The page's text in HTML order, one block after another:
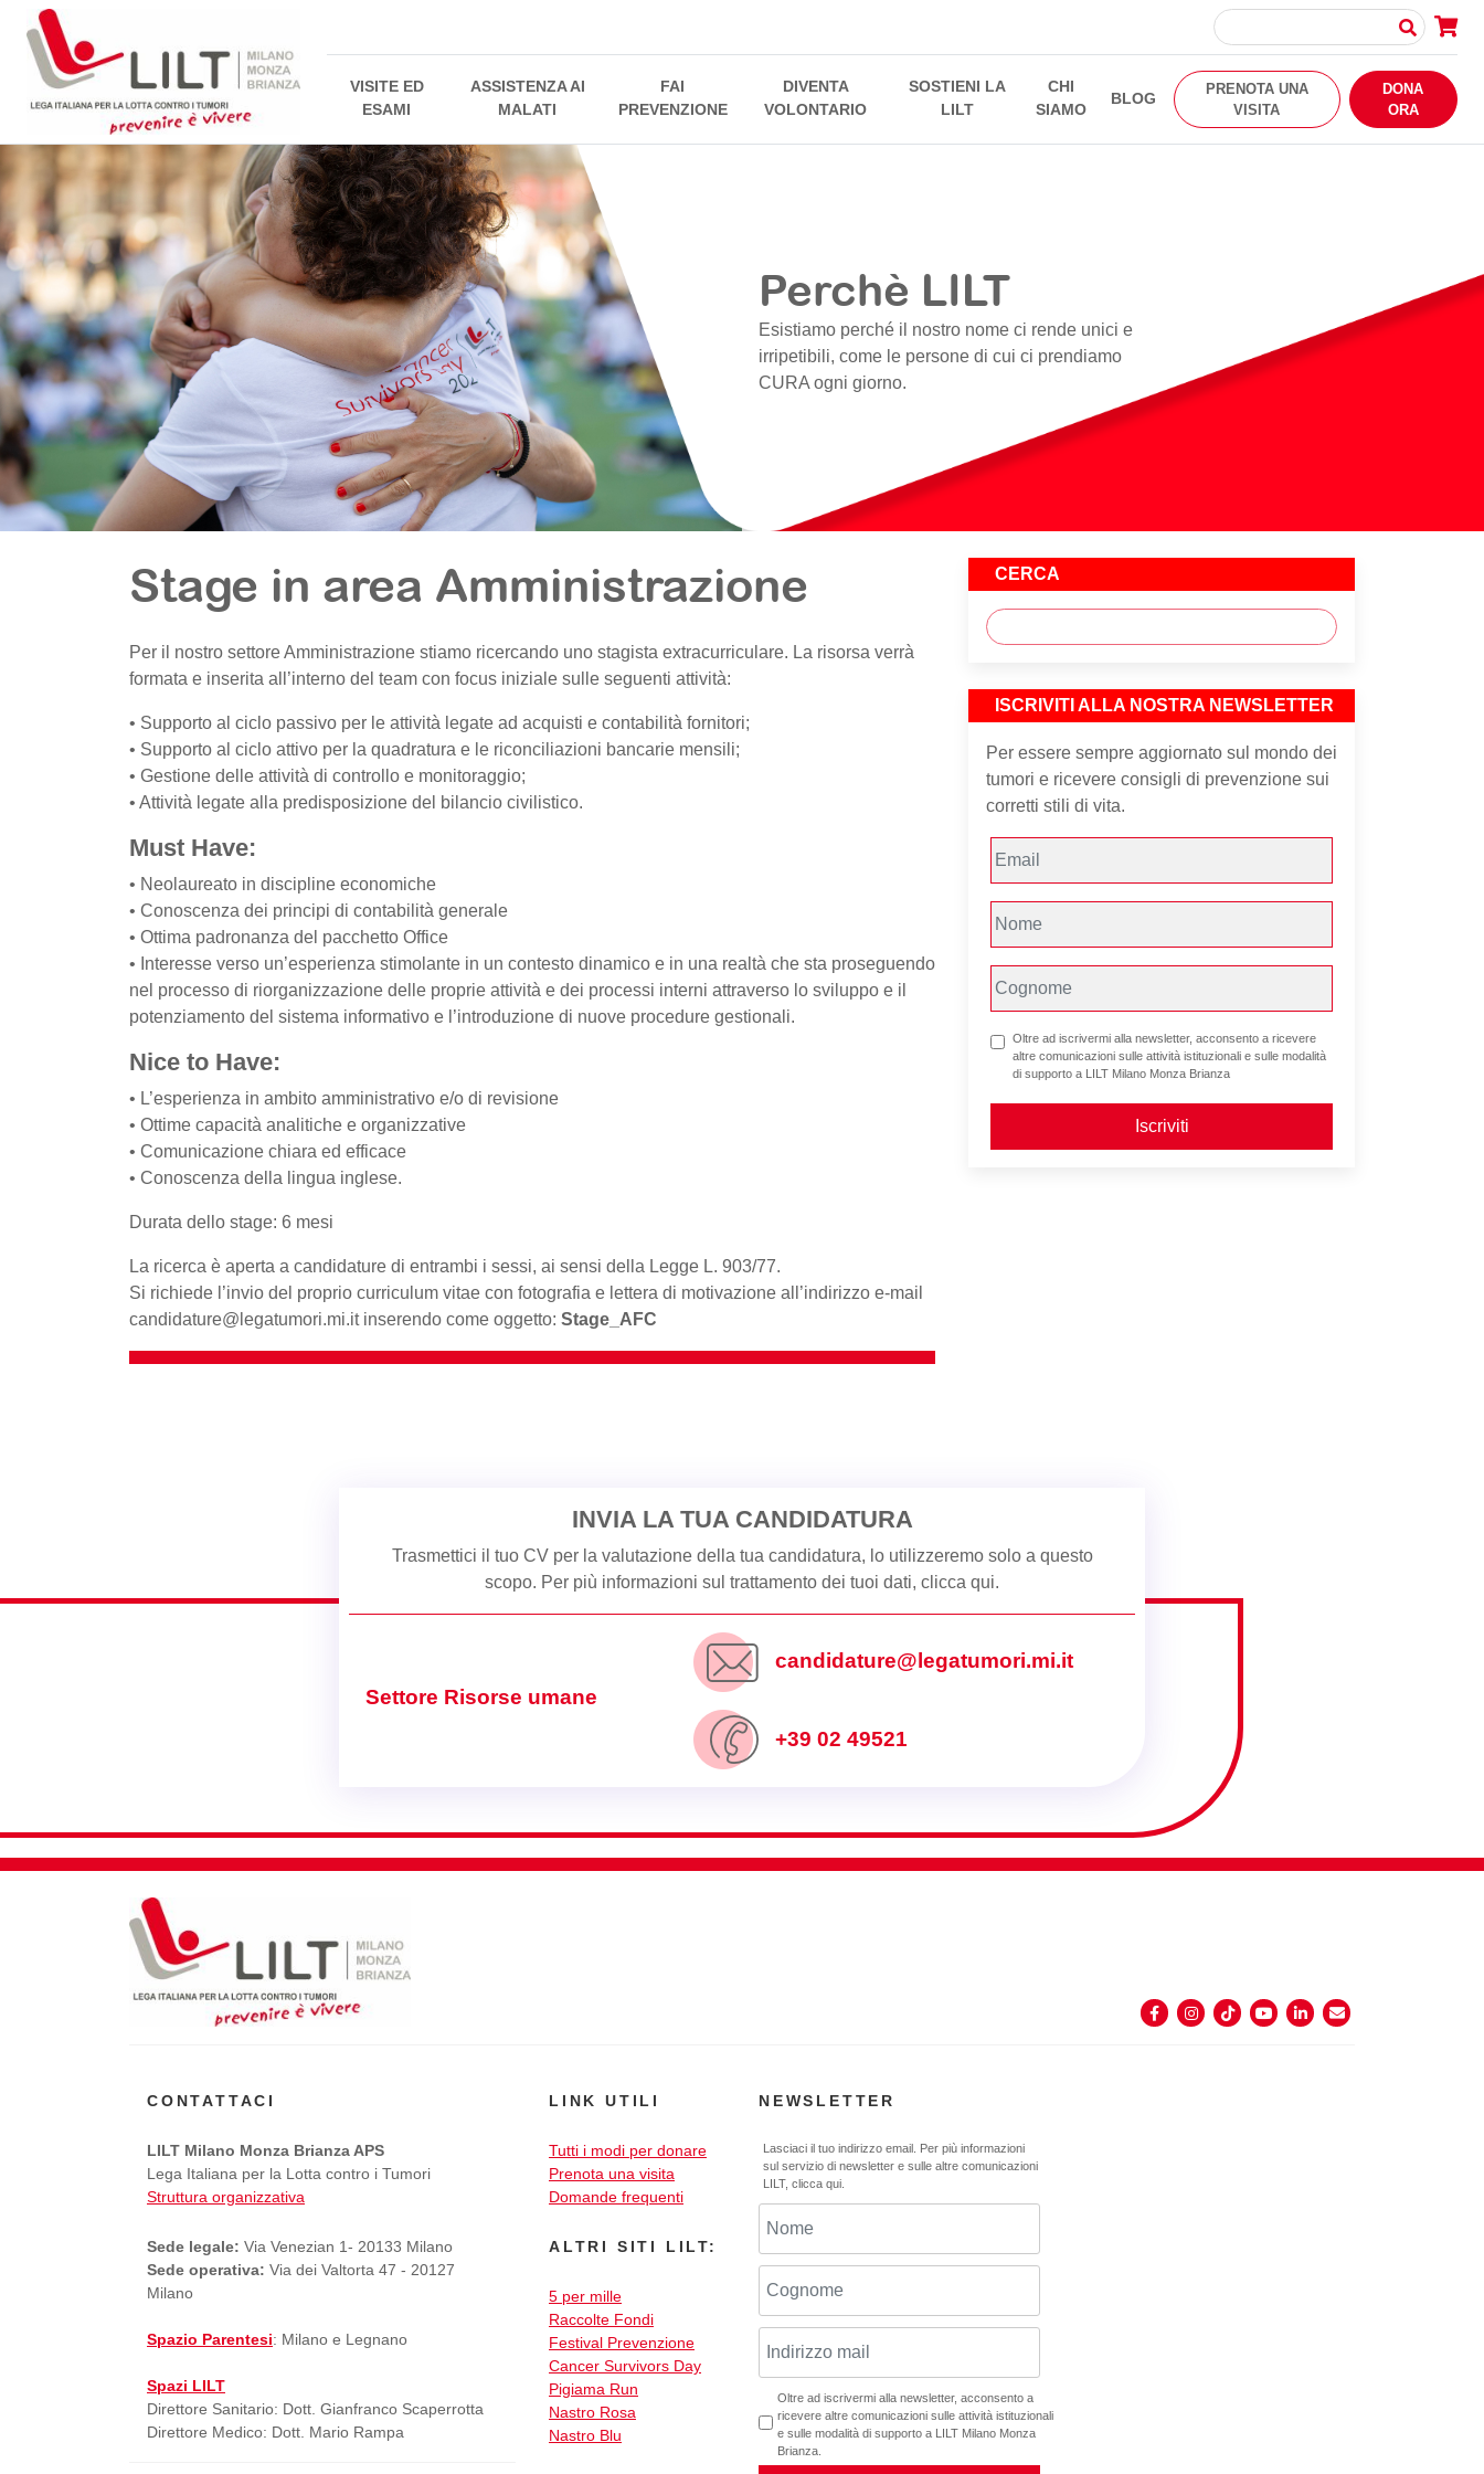
VISITE ED
ESAMI
ASSISTENZA AI
MALATI
FAI
PREVENZIONE
DIVENTA
VOLONTARIO
SOSTIENI LA
LILT
CHI
SIAMO
BLOG
PRENOTA UNA
VISITA
DONA
ORA
Perchè LILT
Esistiamo perché il nostro nome ci rende unici e
irripetibili, come le persone di cui ci prendiamo
CURA ogni giorno.
Stage in area Amministrazione
Per il nostro settore Amministrazione stiamo ricercando uno stagista extracurriculare. La risorsa verrà
formata e inserita all’interno del team con focus iniziale sulle seguenti attività:
• Supporto al ciclo passivo per le attività legate ad acquisti e contabilità fornitori;
• Supporto al ciclo attivo per la quadratura e le riconciliazioni bancarie mensili;
• Gestione delle attività di controllo e monitoraggio;
• Attività legate alla predisposizione del bilancio civilistico.
Must Have:
• Neolaureato in discipline economiche
• Conoscenza dei principi di contabilità generale
• Ottima padronanza del pacchetto Office
• Interesse verso un’esperienza stimolante in un contesto dinamico e in una realtà che sta proseguendo
nel processo di riorganizzazione delle proprie attività e dei processi interni attraverso lo sviluppo e il
potenziamento del sistema informativo e l’introduzione di nuove procedure gestionali.
Nice to Have:
• L’esperienza in ambito amministrativo e/o di revisione
• Ottime capacità analitiche e organizzative
• Comunicazione chiara ed efficace
• Conoscenza della lingua inglese.
Durata dello stage: 6 mesi
La ricerca è aperta a candidature di entrambi i sessi, ai sensi della Legge L. 903/77.
Si richiede l’invio del proprio curriculum vitae con fotografia e lettera di motivazione all’indirizzo e-mail
candidature@legatumori.mi.itinserendo come oggetto: Stage_AFC
CERCA
ISCRIVITI ALLA NOSTRA NEWSLETTER
Per essere sempre aggiornato sul mondo dei
tumori e ricevere consigli di prevenzione sui
corretti stili di vita.
Oltre ad iscrivermi alla newsletter, acconsento a ricevere
altre comunicazioni sulle attività istituzionali e sulle modalità
di supporto a LILT Milano Monza Brianza
Iscriviti
INVIA LA TUA CANDIDATURA
Trasmettici il tuo CV per la valutazione della tua candidatura, lo utilizzeremo solo a questo
scopo. Per più informazioni sul trattamento dei tuoi dati, clicca qui.
Settore Risorse umane
candidature@legatumori.mi.it
+39 02 49521
CONTATTACI
LILT Milano Monza Brianza APS
Lega Italiana per la Lotta contro i Tumori
Struttura organizzativa
Sede legale: Via Venezian 1- 20133 Milano
Sede operativa: Via dei Valtorta 47 - 20127
Milano
Spazio Parentesi: Milano e Legnano
Spazi LILT
Direttore Sanitario: Dott. Gianfranco Scaperrotta
Direttore Medico: Dott. Mario Rampa
LINK UTILI
Tutti i modi per donare
Prenota una visita
Domande frequenti
ALTRI SITI LILT:
5 per mille
Raccolte Fondi
Festival Prevenzione
Cancer Survivors Day
Pigiama Run
Nastro Rosa
Nastro Blu
NEWSLETTER
Lasciaci il tuo indirizzo email. Per più informazioni
sul servizio di newsletter e sulle altre comunicazioni
LILT, clicca qui
Oltre ad iscrivermi alla newsletter, acconsento a
ricevere altre comunicazioni sulle attività istituzionali
e sulle modalità di supporto a LILT Milano Monza
Brianza.